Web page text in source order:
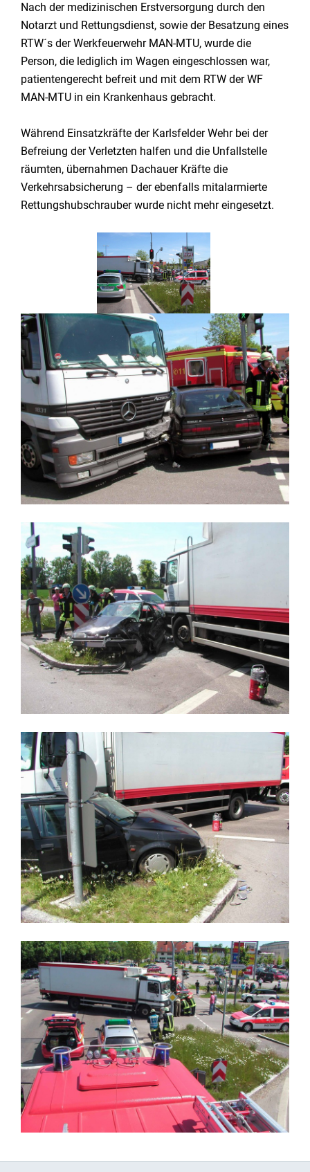
Nach der medizinischen Erstversorgung durch den
Notarzt und Rettungsdienst, sowie der Besatzung eines
RTW´s der Werkfeuerwehr MAN-MTU, wurde die
Person, die lediglich im Wagen eingeschlossen war,
patientengerecht befreit und mit dem RTW der WF
MAN-MTU in ein Krankenhaus gebracht.
Während Einsatzkräfte der Karlsfelder Wehr bei der
Befreiung der Verletzten halfen und die Unfallstelle
räumten, übernahmen Dachauer Kräfte die
Verkehrsabsicherung – der ebenfalls mitalarmierte
Rettungshubschrauber wurde nicht mehr eingesetzt.